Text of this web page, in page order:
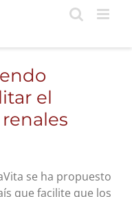
el
se ha propuesto
que facilite que los